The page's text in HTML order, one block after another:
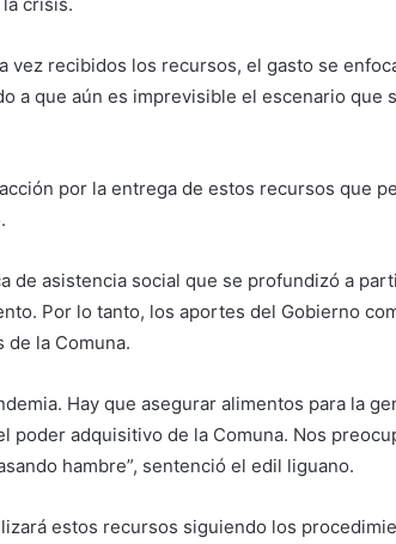
vez recibidos los recursos, el gasto se
a que aún es imprevisible el escenario que
por la entrega de estos recursos que
de asistencia social que se profundizó a
Por lo tanto, los aportes del Gobierno
de la Comuna.
Hay que asegurar alimentos para la
adquisitivo de la Comuna. Nos
hambre”, sentenció el edil liguano.
estos recursos siguiendo los